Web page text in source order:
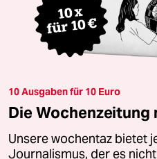
10 Ausgaben für 10 Euro
Die
Unsere wochentaz bietet
Journalismus, der es